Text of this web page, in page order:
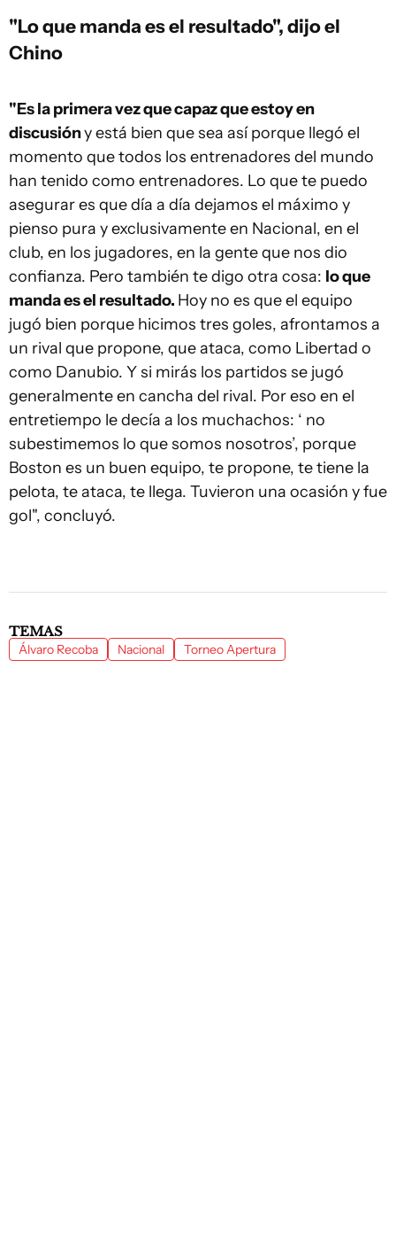
"Lo que manda es el resultado", dijo el
Chino
"Es la primera vez que capaz que estoy en
discusióny está bien que sea así porque llegó el
momento que todos los entrenadores del mundo
han tenido como entrenadores. Lo que te puedo
asegurar es que día a día dejamos el máximo y
pienso pura y exclusivamente en Nacional, en el
club, en los jugadores, en la gente que nos dio
confianza. Pero también te digo otra cosa: lo que
manda es el resultado. Hoy no es que el equipo
jugó bien porque hicimos tres goles, afrontamos a
un rival que propone, que ataca, como Libertad o
como Danubio. Y si mirás los partidos se jugó
generalmente en cancha del rival. Por eso en el
entretiempo le decía a los muchachos: ‘ no
subestimemos lo que somos nosotros’, porque
Boston es un buen equipo, te propone, te tiene la
pelota, te ataca, te llega. Tuvieron una ocasión y fue
gol", concluyó.
TEMAS
Álvaro Recoba Nacional Torneo Apertura